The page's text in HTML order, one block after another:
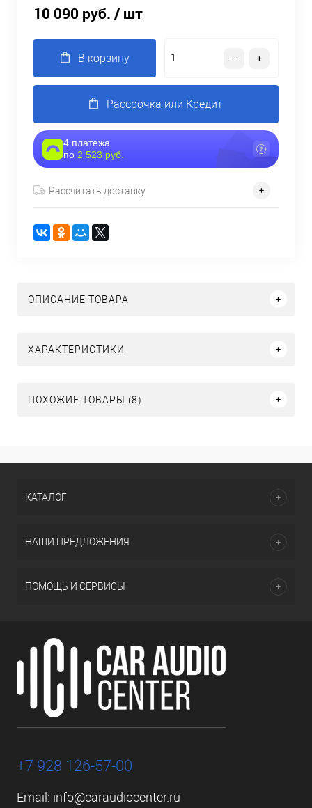
10 090 руб. / шт
В корзину
Рассрочка или Кредит
4 платежа
по 2 523 руб.
Рассчитать доставку
ОПИСАНИЕ ТОВАРА
ХАРАКТЕРИСТИКИ
ПОХОЖИЕ ТОВАРЫ (8)
КАТАЛОГ
НАШИ ПРЕДЛОЖЕНИЯ
ПОМОЩЬ И СЕРВИСЫ
+7 928 126-57-00
Email: info@caraudiocenter.ru